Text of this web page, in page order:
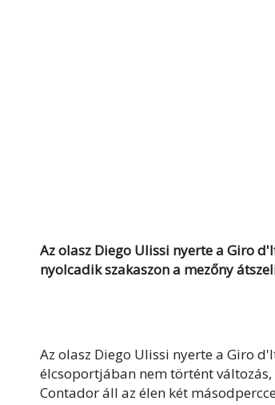
Az olasz Diego Ulissi nyerte a Giro
nyolcadik szakaszon a mezőny
Az olasz Diego Ulissi nyerte a Giro
élcsoportjában nem történt
Contador áll az élen két